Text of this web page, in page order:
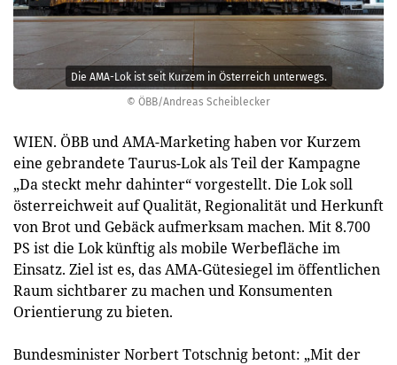
© ÖBB/Andreas Scheiblecker
Die AMA-Lok ist seit Kurzem in Österreich unterwegs.
WIEN. ÖBB und AMA-Marketing haben vor Kurzem
eine gebrandete Taurus-Lok als Teil der Kampagne
„Da steckt mehr dahinter“ vorgestellt. Die Lok soll
österreichweit auf Qualität, Regionalität und Herkunft
von Brot und Gebäck aufmerksam machen. Mit 8.700
PS ist die Lok künftig als mobile Werbefläche im
Einsatz. Ziel ist es, das AMA-Gütesiegel im öffentlichen
Raum sichtbarer zu machen und Konsumenten
Orientierung zu bieten.
Bundesminister Norbert Totschnig betont: „Mit der